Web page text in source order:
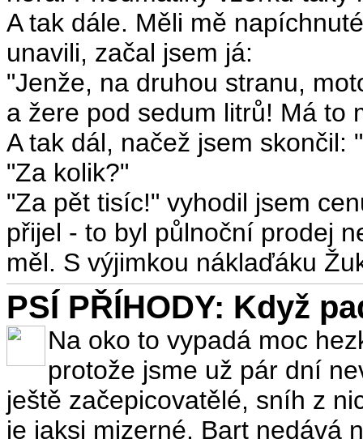
A tak dále. Měli mě
unavili, začal jsem já:
"Jenže, na druhou stranu,
a žere pod sedum litrů! Má to
A tak dál, načež jsem skončil:
"Za kolik?"
"Za pět tisíc!" vyhodil jsem
přijel - to byl půlnoční prodej
měl. S výjimkou náklaďáku
PSÍ PŘÍHODY: Když
Na oko to vypadá moc
protože jsme už pár dní
ještě začepicovatělé, sníh z
je jaksi mizerné. Bart nedává